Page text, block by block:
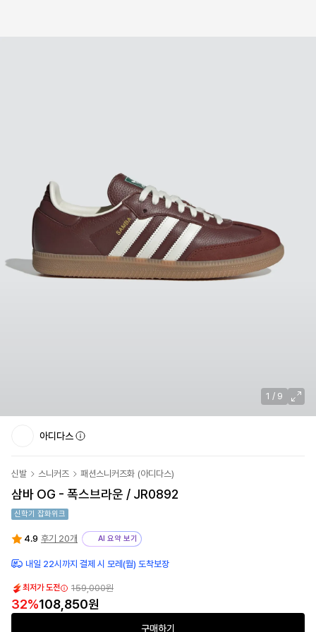
1 / 9
아디다스
신발 스니커즈 패션스니커즈화 (아디다스)
삼바 OG - 폭스브라운 / JR0892
신학기 잡화위크
4.9 후기 20개 AI 요약 보기
내일 22시까지 결제 시 모레(월) 도착보장
최저가 도전 159,000원
32%108,850원
구매하기